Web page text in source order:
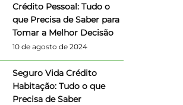
Crédito Pessoal: Tudo o
que Precisa de Saber para
Tomar a Melhor Decisão
10 de agosto de 2024
Seguro Vida Crédito
Habitação: Tudo o que
Precisa de Saber